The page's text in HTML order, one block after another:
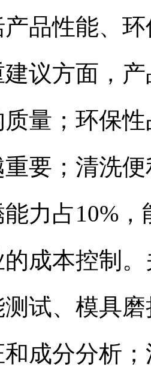
品性能、
建议方面，
量；环保
要；清洗
力占10%
成本控制
试、模具
成分分析